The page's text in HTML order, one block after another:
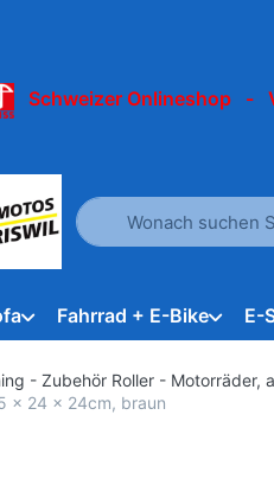
Schweizer Onlineshop -
Geben Sie einen
Fahrrad + E-Bike E-
- Zubehör Roller - Motorräder,
x 24 x 24cm, braun